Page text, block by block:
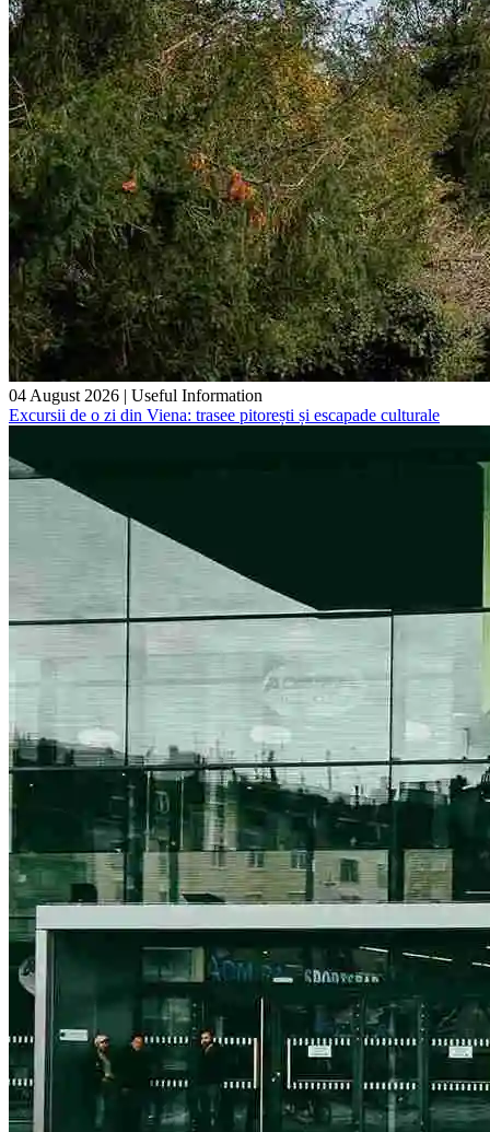
04 August 2026 | Useful Information
Excursii de o zi din Viena: trasee pitorești și escapade culturale